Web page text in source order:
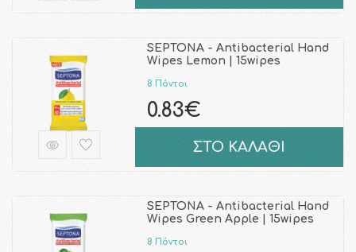
SEPTONA - Antibacterial Hand
Wipes Lemon | 15wipes
8 Πόντοι
0.83€
ΣΤΟ ΚΑΛΑΘΙ
SEPTONA - Antibacterial Hand
Wipes Green Apple | 15wipes
8 Πόντοι